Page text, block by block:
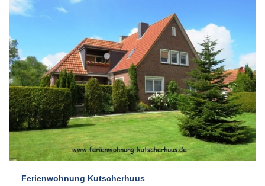
Ferienwohnung Kutscherhuus